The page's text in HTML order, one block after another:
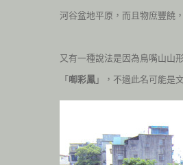
河谷盆地平原，而且物庶豐饒
又有一種說法是因為鳥嘴山山
「 啣彩鳳 」，不過此名可能是